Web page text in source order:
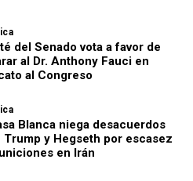
del Senado vota a favor de
al Dr. Anthony Fauci en
al Congreso
Blanca niega desacuerdos
Trump y Hegseth por escasez
en Irán